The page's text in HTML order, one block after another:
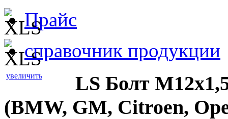
Прайс
справочник продукции
увеличить
LS Болт
(BMW, GM, Citroen,